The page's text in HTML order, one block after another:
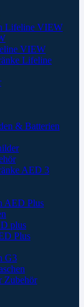
Lifeline VIEW
VIEW
Lifeline
& Batterien
AED 3
AED Plus
plus
Plus
G3
Zubehör